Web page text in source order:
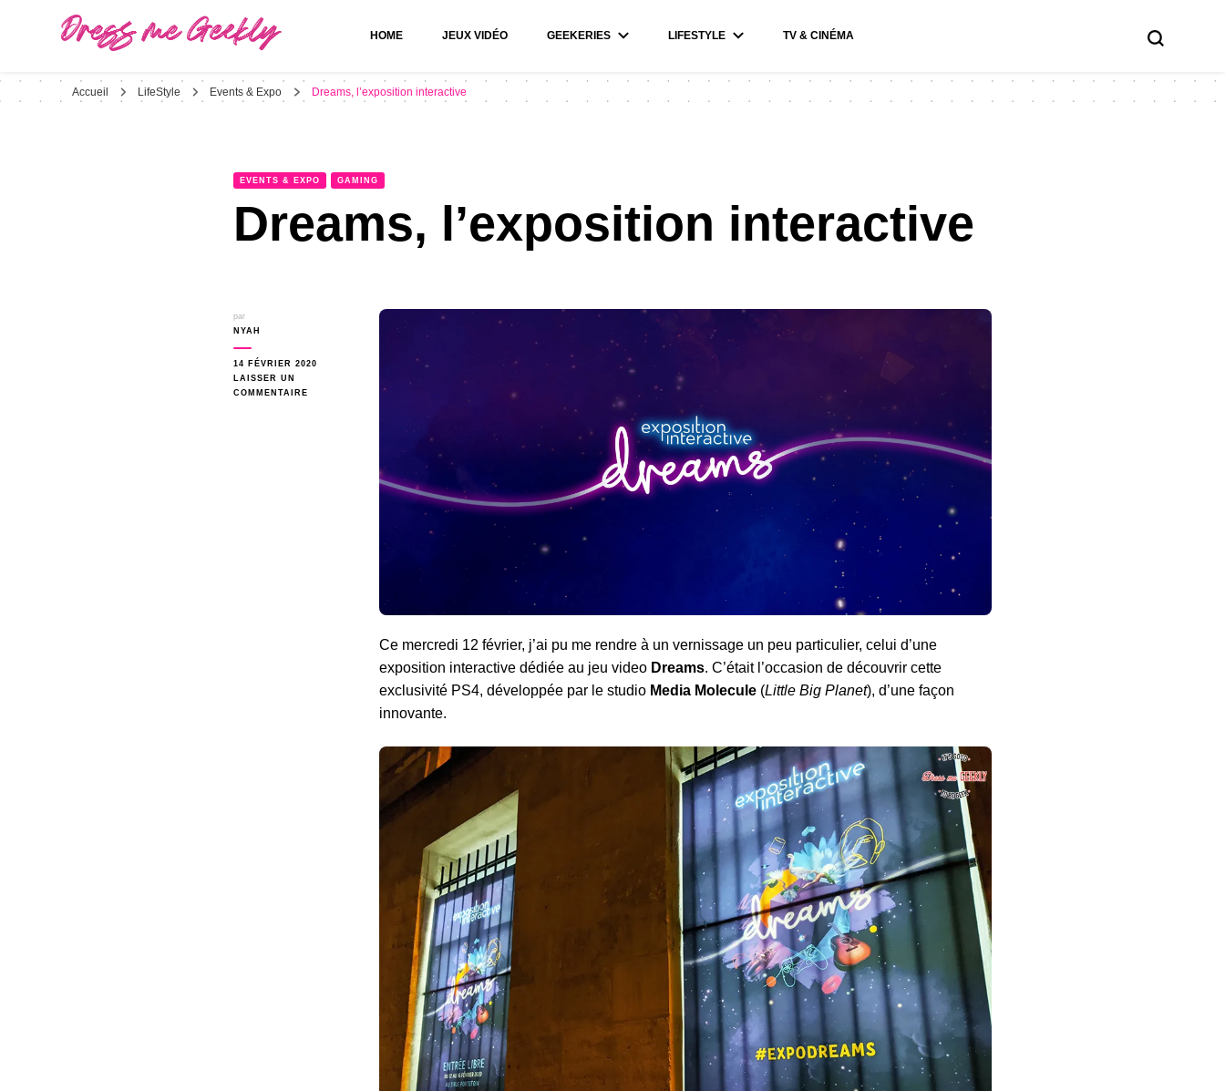
Dress Me Geekly
HOME JEUX VIDÉO GEEKERIES LIFESTYLE TV & CINÉMA
Accueil LifeStyle Events & Expo Dreams, l’exposition interactive
EVENTS & EXPO GAMING
Dreams, l’exposition interactive
par
NYAH
14 FÉVRIER 2020
LAISSER UN
COMMENTAIRE
Ce mercredi 12 février, j’ai pu me rendre à un vernissage un peu particulier, celui d’une
exposition interactive dédiée au jeu video Dreams. C’était l’occasion de découvrir cette
exclusivité PS4, développée par le studio Media Molecule (Little Big Planet), d’une façon
innovante.